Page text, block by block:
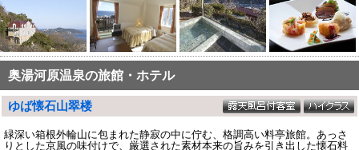
奥湯河原温泉の旅館・ホテル
ゆば懐石山翠楼
緑深い箱根外輪山に包まれた静寂の中に佇む、格調高い料亭旅館。あっさ
りとした京風の味付けで、厳選された素材本来の旨みを引き出した懐石料